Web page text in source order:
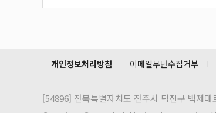
개인정보처리방침 이메일무단수집거부
[54896] 전북특별자치도 전주시 덕진구 백제